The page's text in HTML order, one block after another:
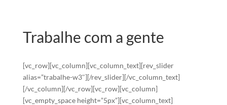
Trabalhe com a gente
[vc_row][vc_column][vc_column_text][rev_slider
alias=”trabalhe-w3″][/rev_slider][/vc_column_text]
[/vc_column][/vc_row][vc_row][vc_column]
[vc_empty_space height=”5px”][vc_column_text]